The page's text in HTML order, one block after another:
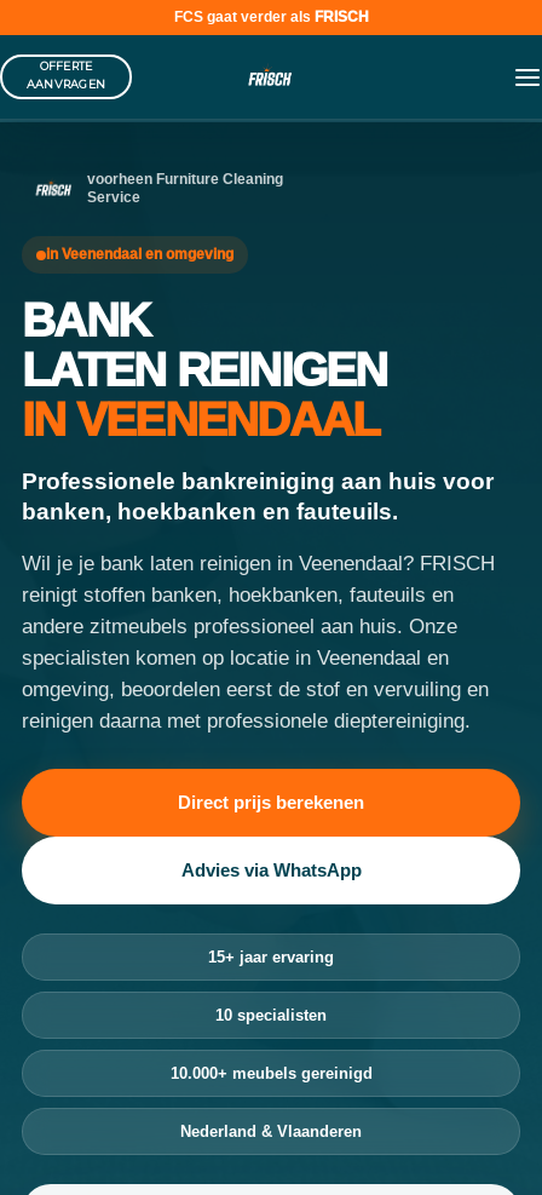
FCS gaat verder als FRISCH
Skip
to
OFFERTE
AANVRAGEN
voorheen Furniture Cleaning
Service
in Veenendaal en omgeving
BANK
LATEN REINIGEN
IN VEENENDAAL
Professionele bankreiniging aan huis voor
banken, hoekbanken en fauteuils.
Wil je je bank laten reinigen in Veenendaal? FRISCH
reinigt stoffen banken, hoekbanken, fauteuils en
andere zitmeubels professioneel aan huis. Onze
specialisten komen op locatie in Veenendaal en
omgeving, beoordelen eerst de stof en vervuiling en
reinigen daarna met professionele dieptereiniging.
Direct prijs berekenen
Advies via WhatsApp
15+ jaar ervaring
10 specialisten
10.000+ meubels gereinigd
Nederland & Vlaanderen